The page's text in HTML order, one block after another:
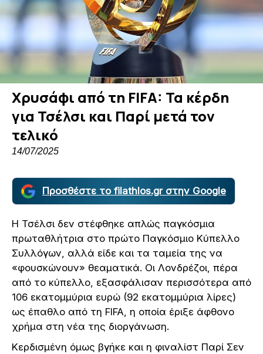
Χρυσάφι από τη FIFA: Τα κέρδη
για Τσέλσι και Παρί μετά τον
τελικό
14/07/2025
Προσθέστε το filathlos.gr στην Google
Η Τσέλσι δεν στέφθηκε απλώς παγκόσμια
πρωταθλήτρια στο πρώτο Παγκόσμιο Κύπελλο
Συλλόγων, αλλά είδε και τα ταμεία της να
«φουσκώνουν» θεαματικά. Οι Λονδρέζοι, πέρα
από το κύπελλο, εξασφάλισαν περισσότερα από
106 εκατομμύρια ευρώ (92 εκατομμύρια λίρες)
ως έπαθλο από τη FIFA, η οποία έριξε άφθονο
χρήμα στη νέα της διοργάνωση.
Κερδισμένη όμως βγήκε και η φιναλίστ Παρί Σεν